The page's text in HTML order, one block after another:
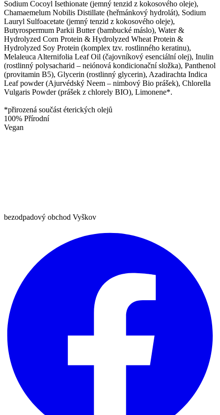
Sodium Cocoyl Isethionate (jemný tenzid z kokosového oleje),
Chamaemelum Nobilis Distillate (heřmánkový hydrolát), Sodium
Lauryl Sulfoacetate (jemný tenzid z kokosového oleje),
Butyrospermum Parkii Butter (bambucké máslo), Water &
Hydrolyzed Corn Protein & Hydrolyzed Wheat Protein &
Hydrolyzed Soy Protein (komplex tzv. rostlinného keratinu),
Melaleuca Alternifolia Leaf Oil (čajovníkový esenciální olej), Inulin
(rostlinný polysacharid – neiónová kondicionační složka), Panthenol
(provitamin B5), Glycerin (rostlinný glycerin), Azadirachta Indica
Leaf powder (Ajurvédský Neem – nimbový Bio prášek), Chlorella
Vulgaris Powder (prášek z chlorely BIO), Limonene*.
*přirozená součást éterických olejů
100% Přírodní
Vegan
bezodpadový obchod Vyškov